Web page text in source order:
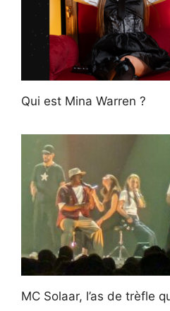
Qui est Mina Warren ?
MC Solaar, l’as de trèfle